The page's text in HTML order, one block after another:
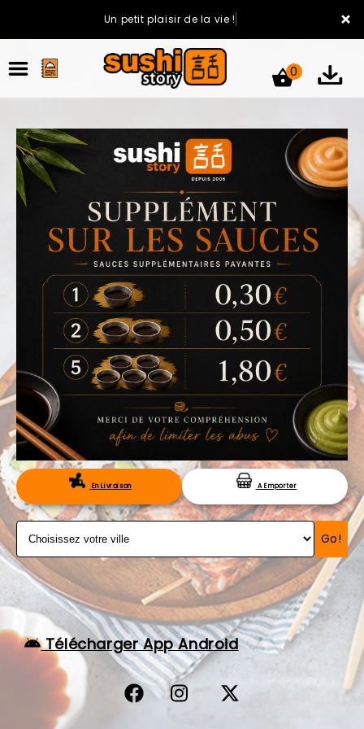
×
Un petit plaisir de la vie !
ACCUEIL
LA CARTE
VOTRE COMPTE
NOTRE RESTAURANT
VOS AVIS
MENTIONS LÉGALES
C.G.V
RÉSERVATION
0
En Livraison A Emporter
Go!
Télécharger App Android